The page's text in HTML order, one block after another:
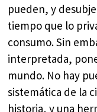
pueden, y
tiempo que lo
consumo. Sin
interpretada,
mundo. No hay
sistemática de la
historia, y una